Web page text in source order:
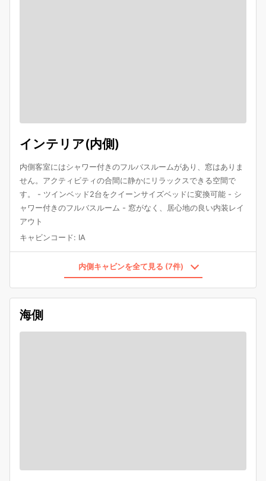
インテリア(内側)
内側客室にはシャワー付きのフルバスルームがあり、窓はありま
せん。アクティビティの合間に静かにリラックスできる空間で
す。 - ツインベッド2台をクイーンサイズベッドに変換可能 - シ
ャワー付きのフルバスルーム - 窓がなく、居心地の良い内装レイ
アウト
キャビンコード: IA
内側キャビンを全て見る (7件)
海側